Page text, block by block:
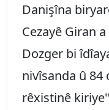
Danişîna
Cezayê Giran
Dozger bi
nivîsanda û 84
rêxistinê